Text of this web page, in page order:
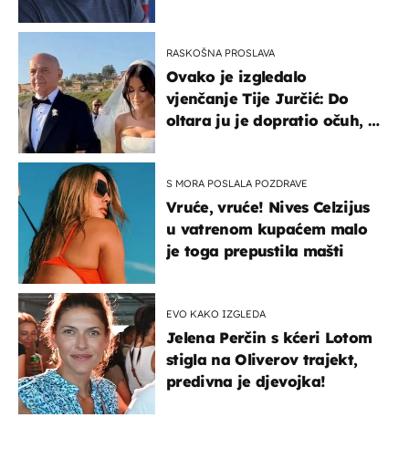
RASKOŠNA PROSLAVA
Ovako je izgledalo
vjenčanje Tije Jurčić: Do
oltara ju je dopratio očuh, a
S MORA POSLALA POZDRAVE
Vruće, vruće! Nives Celzijus
u vatrenom kupaćem malo
je toga prepustila mašti
EVO KAKO IZGLEDA
Jelena Perčin s kćeri Lotom
stigla na Oliverov trajekt,
predivna je djevojka!